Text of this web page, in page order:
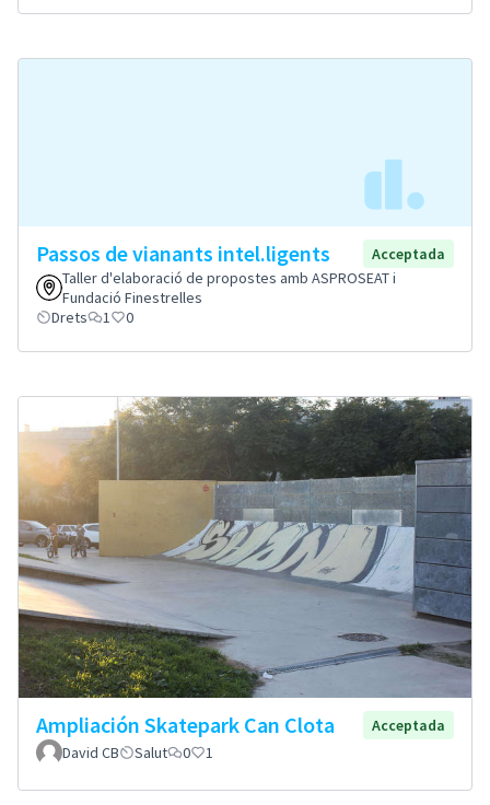
Passos de vianants intel.ligents
Acceptada
Taller d'elaboració de propostes amb ASPROSEAT i
Fundació Finestrelles
Drets
1 0
Ampliación Skatepark Can Clota
Acceptada
David CB
Salut 0 1